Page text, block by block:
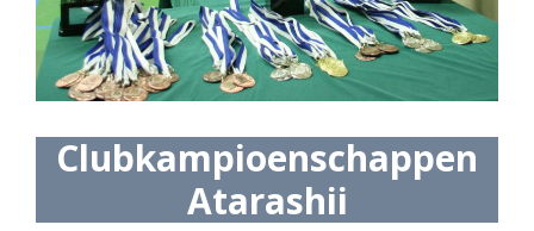
Clubkampioenschappen
Atarashii